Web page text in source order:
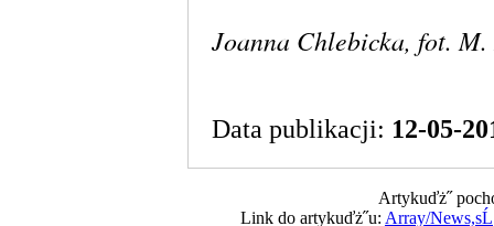
Joanna Chlebicka, fot.
Data publikacji: 12-05-
Artykuďż˝
Link do artykuďż˝u: Array/